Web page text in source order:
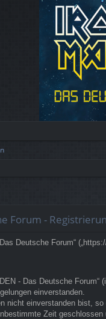
Forum -
Deutsche Forum“
- Das Deutsche Forum“
einverstanden.
nicht einverstanden bist,
Zeit